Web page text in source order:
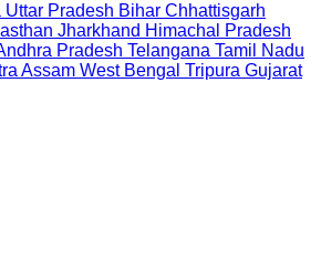
Uttar Pradesh Bihar Chhattisgarh
Jharkhand Himachal Pradesh
Pradesh Telangana Tamil Nadu
Assam West Bengal Tripura Gujarat